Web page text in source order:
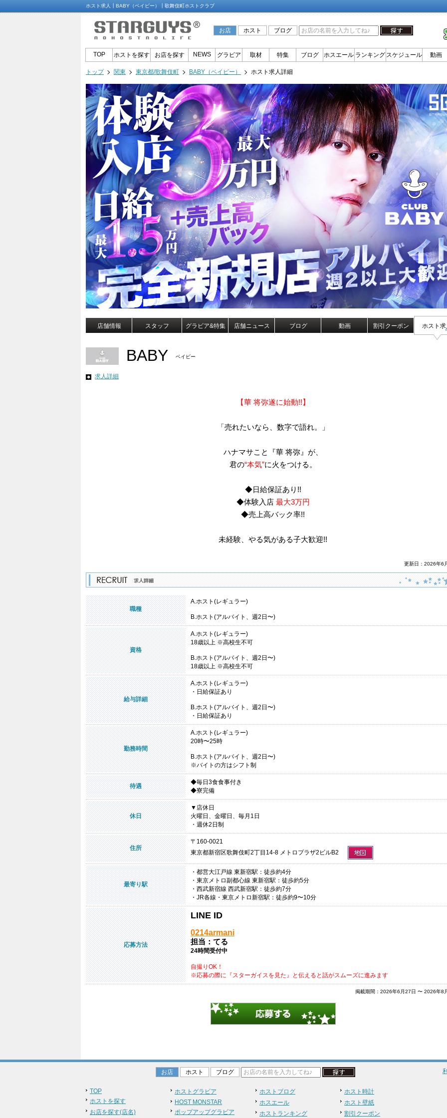
ホスト求人┃BABY（ベイビー）┃歌舞伎町ホストクラブ
お店 ホスト ブログ
TOP ホストを探す お店を探す NEWS グラビア 取材 特集 ブログ ホスエール ランキング スケジュール 動画
トップ 関東 東京都/歌舞伎町 BABY（ベイビー） ホスト求人詳細
店舗情報 スタッフ グラビア&特集 店舗ニュース ブログ 動画 割引クーポン ホスト
BABY ベイビー
求人詳細
【華 将弥遂に始動!!】
「売れたいなら、数字で語れ。」
ハナマサこと『華 将弥』が、
君の“本気”に火をつける。
◆日給保証あり!!
◆体験入店 最大3万円
◆売上高バック率!!
未経験、やる気がある子大歓迎!!
更新日：2026年6
職種
A.ホスト(レギュラー)
B.ホスト(アルバイト、週2日〜)
資格
A.ホスト(レギュラー)
18歳以上 ※高校生不可
B.ホスト(アルバイト、週2日〜)
18歳以上 ※高校生不可
給与詳細
A.ホスト(レギュラー)
・日給保証あり
B.ホスト(アルバイト、週2日〜)
・日給保証あり
勤務時間
A.ホスト(レギュラー)
20時〜25時
B.ホスト(アルバイト、週2日〜)
※バイトの方はシフト制
待遇
◆毎日3食食事付き
◆寮完備
休日
▼店休日
火曜日、金曜日、毎月1日
・週休2日制
住所
〒160-0021
東京都新宿区歌舞伎町2丁目14-8 メトロプラザ2ビルB2
最寄り駅
・都営大江戸線 東新宿駅：徒歩約4分
・東京メトロ副都心線 東新宿駅：徒歩約5分
・西武新宿線 西武新宿駅：徒歩約7分
・JR各線・東京メトロ新宿駅：徒歩約9〜10分
応募方法
LINE ID
0214armani
担当：てる
24時間受付中
自撮りOK！
※応募の際に『スターガイスを見た』と伝えると話がスムーズに進みます
掲載期間：2026年6月27日 〜 2026年8
お店 ホスト ブログ
TOP
ホストを探す
お店を探す(店名)
ホストグラビア
HOST MONSTAR
ポップアップグラビア
ホストブログ
ホスエール
ホストランキング
ホスト時計
ホスト壁紙
割引クーポン